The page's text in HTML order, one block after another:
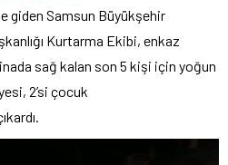
giden Samsun Büyükşehir
Kurtarma Ekibi, enkaz
sağ kalan son 5 kişi için yoğun
2’si çocuk